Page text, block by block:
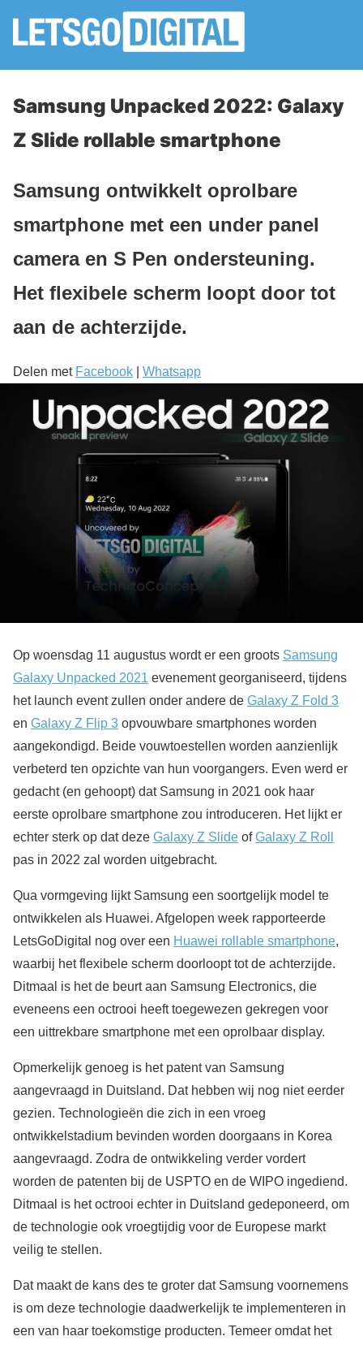
Samsung Unpacked 2022: Galaxy
Z Slide rollable smartphone
Samsung ontwikkelt oprolbare
smartphone met een under panel
camera en S Pen ondersteuning.
Het flexibele scherm loopt door tot
aan de achterzijde.
Delen met Facebook Whatsapp
Op woensdag 11 augustus wordt er een groots Samsung
Galaxy Unpacked 2021 evenement georganiseerd, tijdens
het launch event zullen onder andere de Galaxy Z Fold 3
en Galaxy Z Flip 3 opvouwbare smartphones worden
aangekondigd. Beide vouwtoestellen worden aanzienlijk
verbeterd ten opzichte van hun voorgangers. Even werd er
gedacht (en gehoopt) dat Samsung in 2021 ook haar
eerste oprolbare smartphone zou introduceren. Het lijkt er
echter sterk op dat deze Galaxy Z Slide ofGalaxy Z Roll
pas in 2022 zal worden uitgebracht.
Qua vormgeving lijkt Samsung een soortgelijk model te
ontwikkelen als Huawei. Afgelopen week rapporteerde
LetsGoDigital nog over een Huawei rollable smartphone,
waarbij het flexibele scherm doorloopt tot de achterzijde.
Ditmaal is het de beurt aan Samsung Electronics, die
eveneens een octrooi heeft toegewezen gekregen voor
een uittrekbare smartphone met een oprolbaar display.
Opmerkelijk genoeg is het patent van Samsung
aangevraagd in Duitsland. Dat hebben wij nog niet eerder
gezien. Technologieën die zich in een vroeg
ontwikkelstadium bevinden worden doorgaans in Korea
aangevraagd. Zodra de ontwikkeling verder vordert
worden de patenten bij de USPTO en de WIPO ingediend.
Ditmaal is het octrooi echter in Duitsland gedeponeerd, om
de technologie ook vroegtijdig voor de Europese markt
veilig te stellen.
Dat maakt de kans des te groter dat Samsung voornemens
is om deze technologie daadwerkelijk te implementeren in
een van haar toekomstige producten. Temeer omdat het